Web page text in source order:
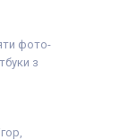
фото-
з